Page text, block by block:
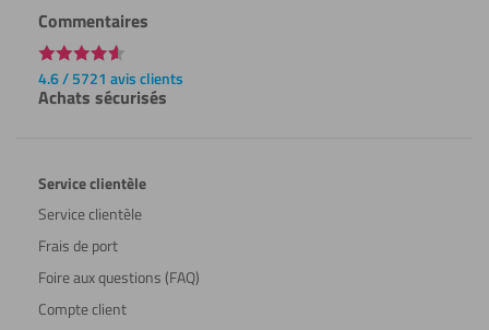
Commentaires
4.6 / 5721 avis clients
Achats sécurisés
Service clientèle
Service clientèle
Frais de port
Foire aux questions (FAQ)
Compte client